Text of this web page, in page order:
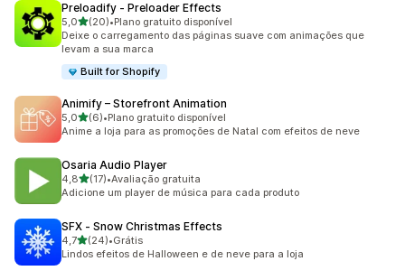
Preloadify ‑ Preloader Effects
5,0de 5 estrelas
(20)
20 avaliações ao todo
•Plano gratuito disponível
Deixe o carregamento das páginas suave com animações que
levam a sua marca
Built for Shopify
Animify – Storefront Animation
5,0de 5 estrelas
(6)
6 avaliações ao todo
•Plano gratuito disponível
Anime a loja para as promoções de Natal com efeitos de neve
Osaria Audio Player
4,8de 5 estrelas
(17)
17 avaliações ao todo
•Avaliação gratuita
Adicione um player de música para cada produto
SFX ‑ Snow Christmas Effects
4,7de 5 estrelas
(24)
24 avaliações ao todo
•Grátis
Lindos efeitos de Halloween e de neve para a loja